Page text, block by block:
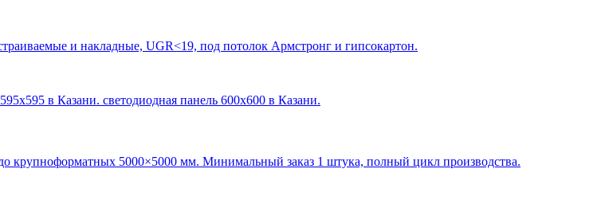
и накладные, UGR<19, под потолок Армстронг и гипсокартон.
в Казани. светодиодная панель 600х600 в Казани.
крупноформатных 5000×5000 мм. Минимальный заказ 1 штука, полный цикл производства.